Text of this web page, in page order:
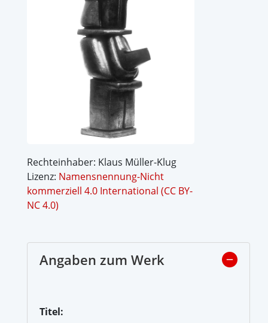
Rechteinhaber: Klaus Müller-Klug
Lizenz: Namensnennung-Nicht
kommerziell 4.0 International (CC BY-
NC 4.0)
Angaben zum Werk
Titel: